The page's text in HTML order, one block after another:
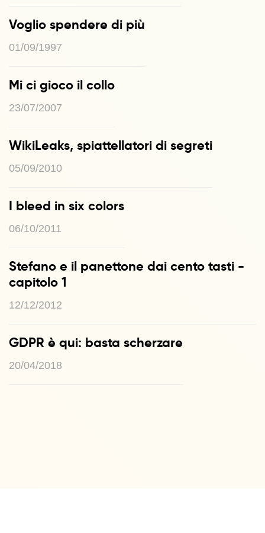
Voglio spendere di più
01/09/1997
Mi ci gioco il collo
23/07/2007
WikiLeaks, spiattellatori di segreti
05/09/2010
I bleed in six colors
06/10/2011
Stefano e il panettone dai cento tasti -
capitolo 1
12/12/2012
GDPR è qui: basta scherzare
20/04/2018